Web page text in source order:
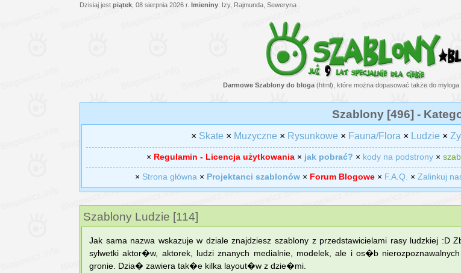
Dzisiaj jest piątek , 08 sierpnia 2026 r. Imieniny: Izy, Rajmunda, Seweryna .
Darmowe Szablony do bloga (html), które można dopasować także do myloga
Szablony [496] -
× Skate × Muzyczne × Rysunkowe × Fauna/Flora × Ludzie ×
× Regulamin - Licencja użytkowania× jak pobrać? × kody na podstrony×
× Strona główna × Projektanci szablonów × Forum Blogowe × F.A.Q. × Zalinkuj
Szablony Ludzie [114]
Jak sama nazwa wskazuje w dziale znajdziesz szablony z przedstawicielami rasy ludzkiej :D
sylwetki aktor�w, aktorek, ludzi znanych medialnie, modelek, ale i os�b
gronie. Dzia� zawiera tak�e kilka layout�w z dzie�mi.